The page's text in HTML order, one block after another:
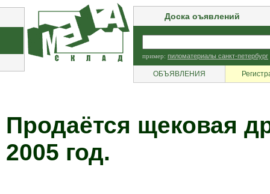
Доска оъявлений
пример: пиломатериалы санкт-петербург
ОБЪЯВЛЕНИЯ
Продаётся щековая
2005 год.